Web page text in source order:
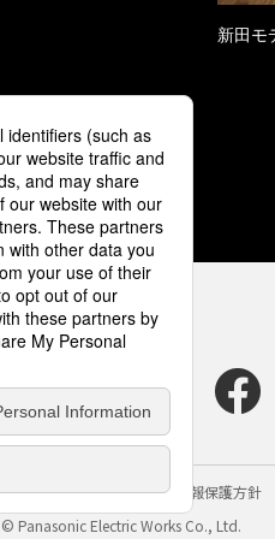
新田モ
クッキーポリシー
個人情報保護方針
© Panasonic Electric Works Co., Ltd.